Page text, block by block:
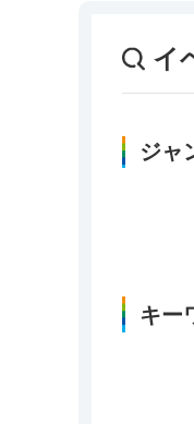
イ
ジャ
キー